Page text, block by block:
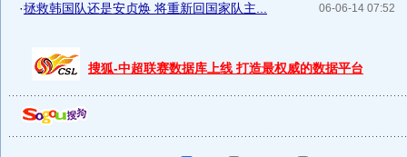
06-06-14 07:52
·拯救韩国队还是安贞焕 将重新回国家队主...
搜狐-中超联赛数据库上线 打造最权威的数据平台